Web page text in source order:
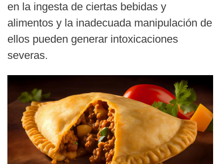
en la ingesta de ciertas bebidas y
alimentos y la inadecuada manipulación de
ellos pueden generar intoxicaciones
severas.